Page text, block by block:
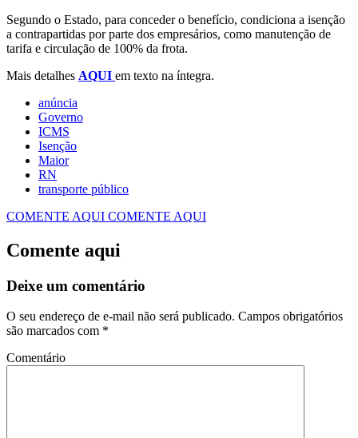
Segundo o Estado, para conceder o benefício, condiciona a isenção
a contrapartidas por parte dos empresários, como manutenção de
tarifa e circulação de 100% da frota.
Mais detalhes AQUI em texto na íntegra.
anúncia
Governo
ICMS
Isenção
Maior
RN
transporte público
COMENTE AQUI COMENTE AQUI
Comente aqui
Deixe um comentário
O seu endereço de e-mail não será publicado. Campos obrigatórios
são marcados com *
Comentário